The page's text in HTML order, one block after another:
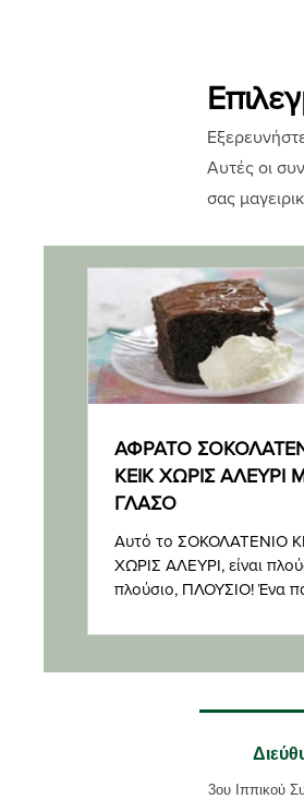
Αυτές οι
σας
ΑΦΡΑΤΟ
ΚΕΙΚ ΧΩΡΙΣ ΑΛΕΥΡΙ
ΓΛΑΣΟ
Αυτό το ΣΟΚΟΛΑΤΕΝΙΟ
ΧΩΡΙΣ ΑΛΕΥΡΙ, είναι
πλούσιο, ΠΛΟΥΣΙΟ! Ένα
γάλακτος υπάρχει από
3ου Ιππικού